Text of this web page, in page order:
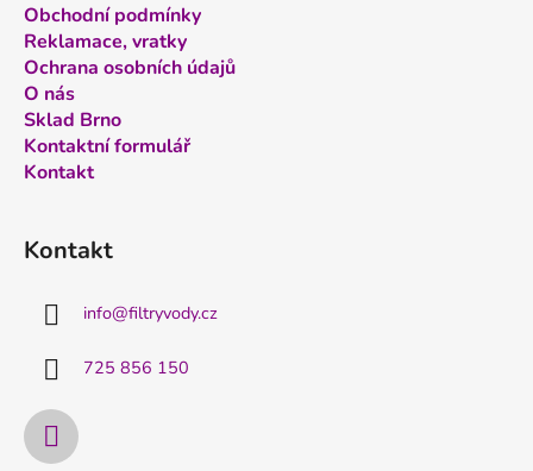
Obchodní podmínky
Reklamace, vratky
Ochrana osobních údajů
O nás
Sklad Brno
Kontaktní formulář
Kontakt
Kontakt
info@filtryvody.cz
725 856 150